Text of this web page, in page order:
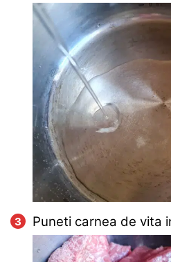
Puneti carnea de vita